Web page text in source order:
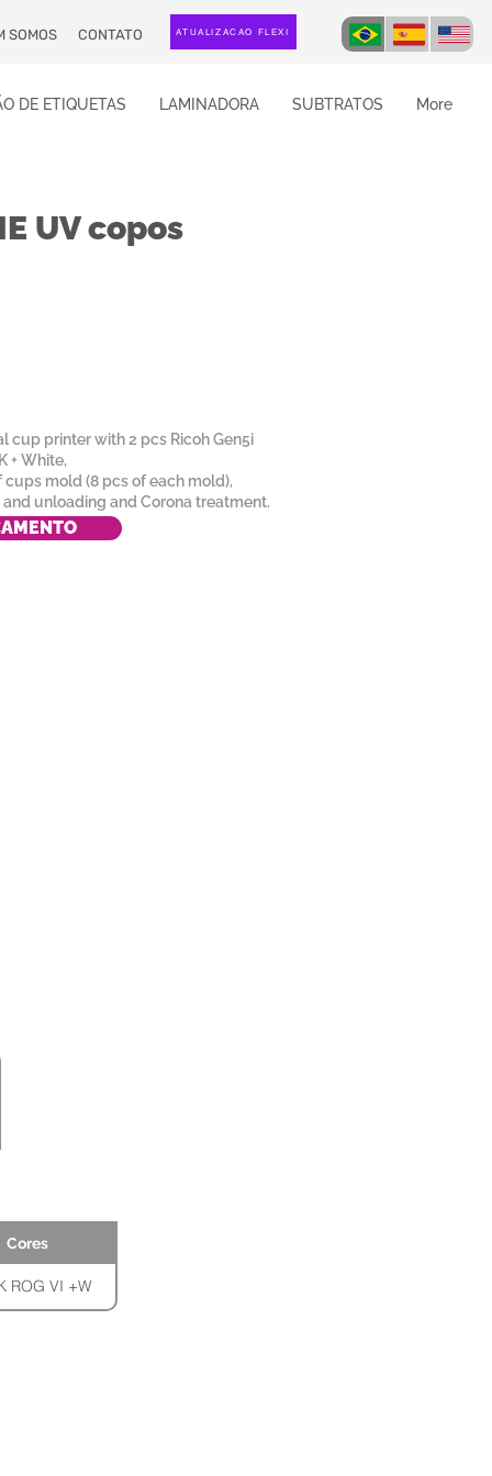
SOMOS CONTATO ATUALIZAÇÃO FLEXI
DE ETIQUETAS LAMINADORA SUBTRATOS More
UV copos
cup printer with 2 pcs Ricoh Gen5i
+ White,
cups mold (8 pcs of each mold),
unloading and Corona treatment.
Cores
ROG VI +W